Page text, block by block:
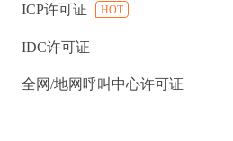
ICP许可证 HOT
IDC许可证
全网/地网呼叫中心许可证